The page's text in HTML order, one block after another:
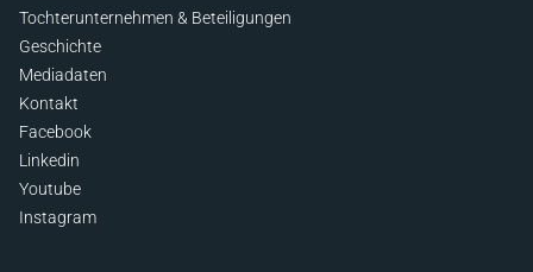
Tochterunternehmen & Beteiligungen
Geschichte
Mediadaten
Kontakt
Facebook
Linkedin
Youtube
Instagram